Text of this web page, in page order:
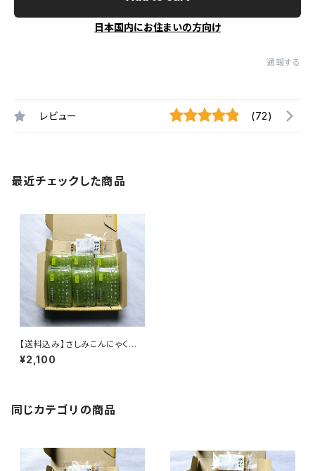
日本国内にお住まいの方向け
通報する
レビュー (72)
最近チェックした商品
【送料込み】さしみこんにゃく伊
勢志摩産あおさ からし酢味噌
付き
¥2,100
同じカテゴリの商品